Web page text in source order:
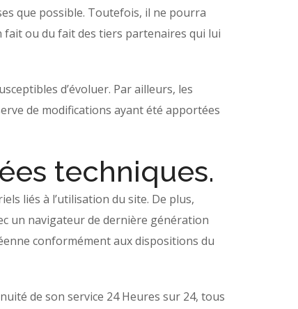
que possible. Toutefois, il ne pourra
fait ou du fait des tiers partenaires qui lui
d’évoluer. Par ailleurs, les
de modifications ayant été apportées
techniques.
liés à l’utilisation du site. De plus,
un navigateur de dernière génération
conformément aux dispositions du
de son service 24 Heures sur 24, tous